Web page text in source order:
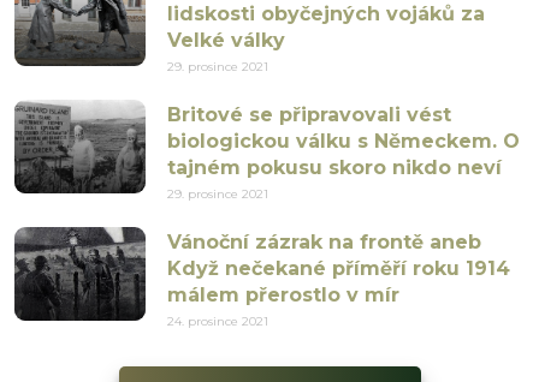
lidskosti obyčejných vojáků za
Velké války
29. prosince 2021
Britové se připravovali vést
biologickou válku s Německem. O
tajném pokusu skoro nikdo neví
29. prosince 2021
Vánoční zázrak na frontě aneb
Když nečekané příměří roku 1914
málem přerostlo v mír
24. prosince 2021